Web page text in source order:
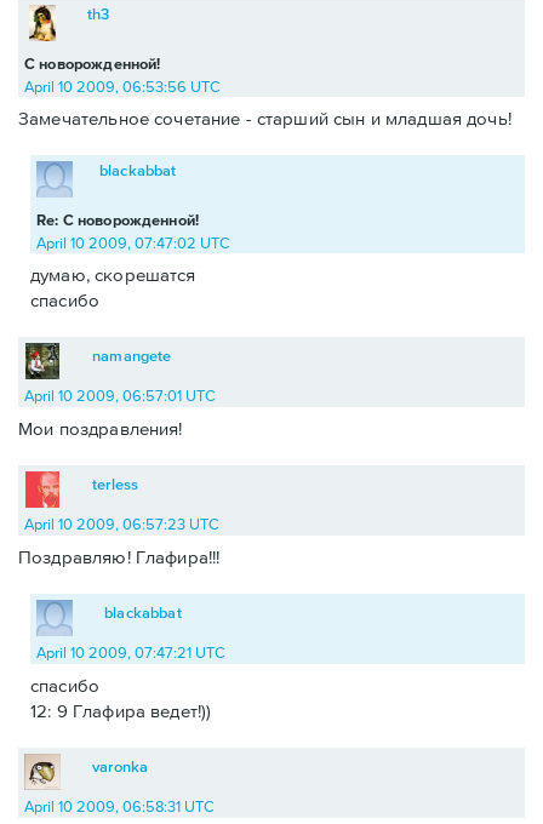
С новорожденной!
th3
April 10 2009, 06:53:56 UTC
Замечательное сочетание - старший сын и младшая дочь!
Re: С новорожденной!
blackabbat
April 10 2009, 07:47:02 UTC
думаю, скорешатся
спасибо
namangete
April 10 2009, 06:57:01 UTC
Мои поздравления!
terless
April 10 2009, 06:57:23 UTC
Поздравляю! Глафира!!!
blackabbat
April 10 2009, 07:47:21 UTC
спасибо
12: 9 Глафира ведет!))
varonka
April 10 2009, 06:58:31 UTC